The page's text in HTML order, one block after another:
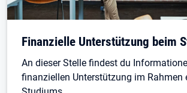
Öffnet in neuem Tab
Finanzielle Unterstützung beim
An dieser Stelle findest du
finanziellen Unterstützung im Rahmen